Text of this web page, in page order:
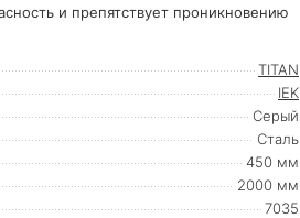
и препятствует проникновению
TITAN
IEK
Серый
Сталь
450 мм
2000 мм
7035